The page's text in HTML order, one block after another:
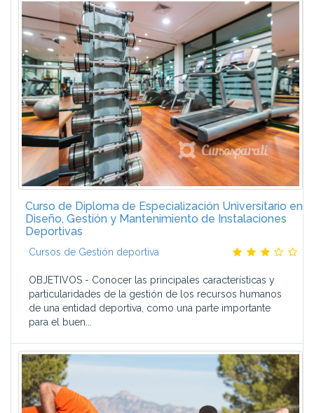
Curso de Diploma de Especialización Universitario en
Diseño, Gestión y Mantenimiento de Instalaciones
Deportivas
Cursos de Gestión deportiva
OBJETIVOS - Conocer las principales características y
particularidades de la gestión de los recursos humanos
de una entidad deportiva, como una parte importante
para el buen...